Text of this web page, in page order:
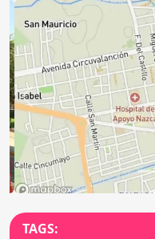
Anterior
TAGS: